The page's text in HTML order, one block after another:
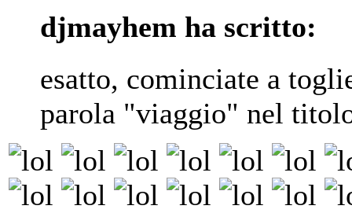
djmayhem ha scritto:
esatto, cominciate a
parola "viaggio" nel